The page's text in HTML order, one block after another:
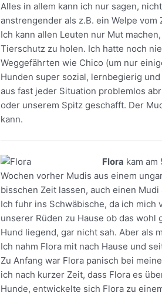
Alles in allem kann ich nur sagen,
anstrengender als z.B. ein Welpe vom
Ich kann allen Leuten nur Mut
Tierschutz zu holen. Ich hatte noch
Weggefährten wie Chico (um nur
Hunden super sozial, lernbegierig
aus fast jeder Situation problemlos
oder unserem Spitz geschafft. Der
kann.
Flora kam
Wochen vorher Mudis aus einem
bisschen Zeit lassen, auch einen
Ich fuhr ins Schwäbische, da ich
unserer Rüden zu Hause ob das
Hund liegend, gar nicht sah. Aber als
Ich nahm Flora mit nach Hause und
Zu Anfang war Flora panisch bei
ich nach kurzer Zeit, dass Flora es
Hunde, entwickelte sich Flora zu